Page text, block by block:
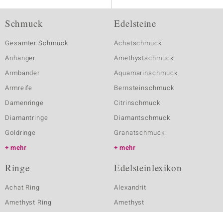
Schmuck
Gesamter Schmuck
Anhänger
Armbänder
Armreife
Damenringe
Diamantringe
Goldringe
mehr
Edelsteine
Achatschmuck
Amethystschmuck
Aquamarinschmuck
Bernsteinschmuck
Citrinschmuck
Diamantschmuck
Granatschmuck
mehr
Ringe
Achat Ring
Amethyst Ring
Edelsteinlexikon
Alexandrit
Amethyst